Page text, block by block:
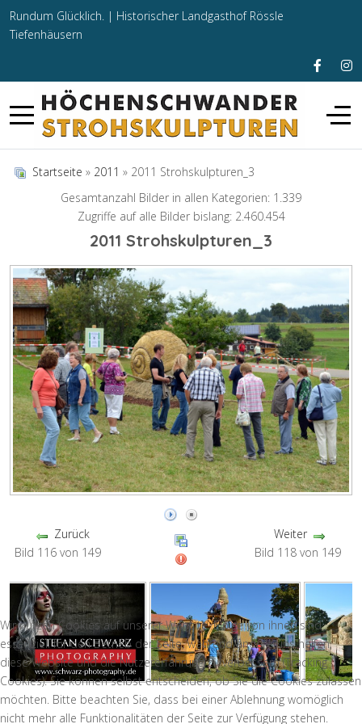
Rundum Glücklich. | Historischer Landgasthof Rössle
Tiefenhäusern
Startseite » 2011 » 2011 Strohskulpturen_3
Gesamtanzahl Bilder in allen Kategorien: 1.339
Zugriffe auf alle Bilder bislang: 2.460.454
2011 Strohskulpturen_3
Zurück
Bild 116 von 149
Weiter
Bild 118 von 149
Wir nutzen Cookies auf unserer Website. Einige von ihnen sind
essenziell für den Betrieb der Seite, während andere uns helfen,
diese Website und die Nutzererfahrung zu verbessern (Tracking
Cookies). Sie können selbst entscheiden, ob Sie die Cookies zulassen
möchten. Bitte beachten Sie, dass bei einer Ablehnung womöglich
nicht mehr alle Funktionalitäten der Seite zur Verfügung stehen.